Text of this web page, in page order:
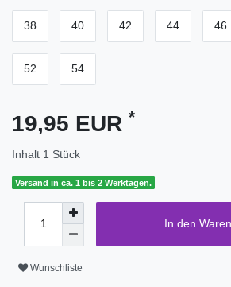
38 40 42 44 46
52 54
19,95 EUR *
Inhalt 1 Stück
Versand in ca. 1 bis 2 Werktagen.
In den
Wunschliste